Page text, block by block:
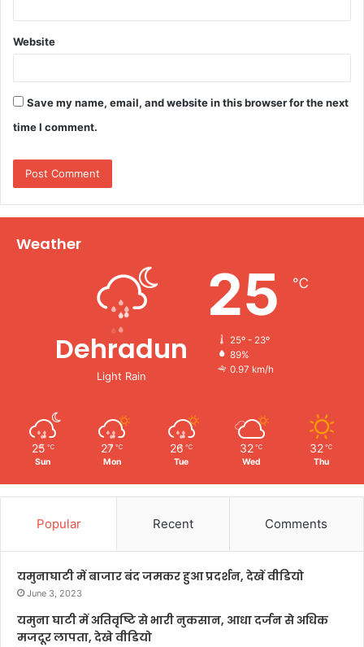
Website
Save my name, email, and website in this browser for the next
time I comment.
Weather
Dehradun
Light Rain
25 ℃
25º - 23º
89%
0.97 km/h
25 ℃
Sun
27 ℃
Mon
26 ℃
Tue
32 ℃
Wed
32 ℃
Thu
Popular Recent Comments
यमुनाघाटी में बाजार बंद जमकर हुआ प्रदर्शन, देखें वीडियो
June 3, 2023
यमुना घाटी में अतिवृष्टि से भारी नुकसान, आधा दर्जन से अधिक
मजदूर लापता, देखे वीडियो